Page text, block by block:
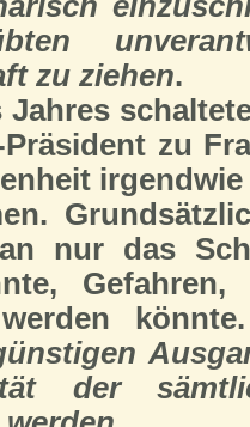
zu ziehen.
Jahres
zu
nur das
werden
der